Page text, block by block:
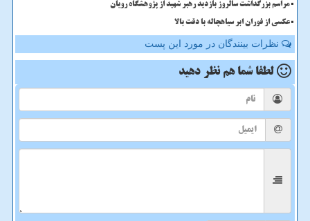
مراسم بزرگداشت سالروز بازدید رهبر شهید از پژوهشگاه رویان
عکسی از فوران ابر سیاهچاله با دقت بالا
نظرات بینندگان در مورد این پست
لطفا شما هم نظر دهید